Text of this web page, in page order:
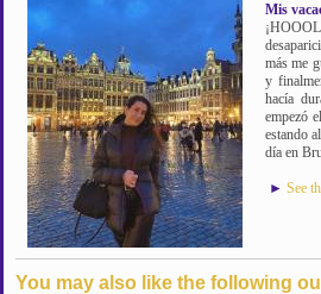
Mis
más me
y
hacía
empezó
estando
día en
► See
You may also like the following